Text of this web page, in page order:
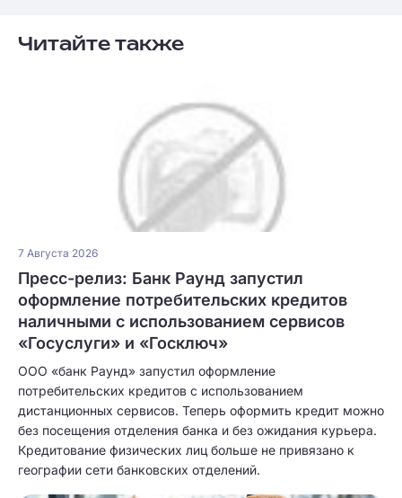
Читайте также
7 Августа 2026
Пресс-релиз: Банк Раунд запустил
оформление потребительских кредитов
наличными с использованием сервисов
«Госуслуги» и «Госключ»
ООО «банк Раунд» запустил оформление
потребительских кредитов с использованием
дистанционных сервисов. Теперь оформить кредит можно
без посещения отделения банка и без ожидания курьера.
Кредитование физических лиц больше не привязано к
географии сети банковских отделений.